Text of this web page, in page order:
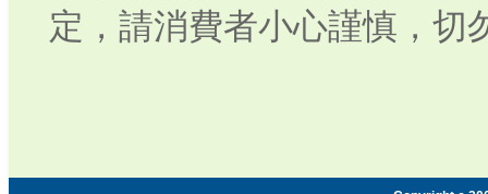
定，請消費者小心謹慎，切